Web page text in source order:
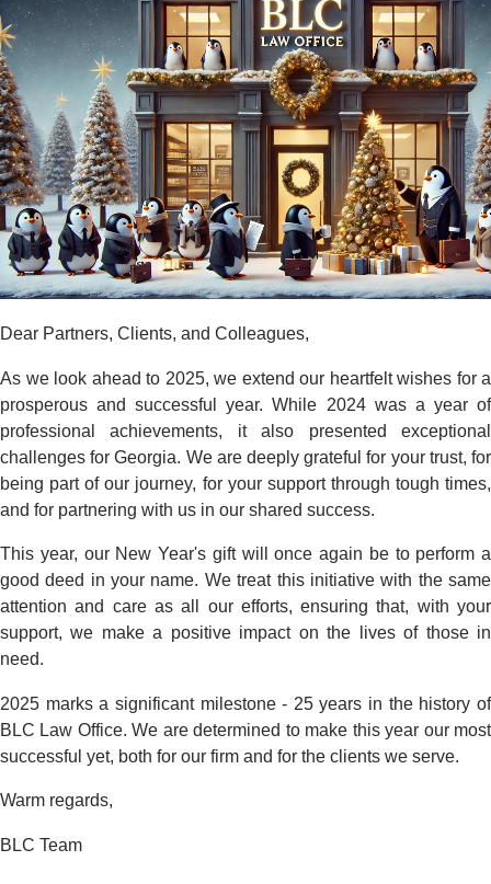
Dear Partners, Clients, and Colleagues,
As we look ahead to 2025, we extend our heartfelt wishes for a
prosperous and successful year. While 2024 was a year of
professional achievements, it also presented exceptional
challenges for Georgia. We are deeply grateful for your trust, for
being part of our journey, for your support through tough times,
and for partnering with us in our shared success.
This year, our New Year's gift will once again be to perform a
good deed in your name. We treat this initiative with the same
attention and care as all our efforts, ensuring that, with your
support, we make a positive impact on the lives of those in
need.
2025 marks a significant milestone - 25 years in the history of
BLC Law Office. We are determined to make this year our most
successful yet, both for our firm and for the clients we serve.
Warm regards,
BLC Team